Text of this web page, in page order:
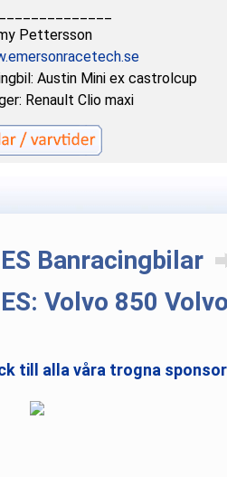
Pettersson
Austin Mini ex castrolcup
Renault Clio maxi
Banracingbilar
Volvo 850
till alla våra trogna